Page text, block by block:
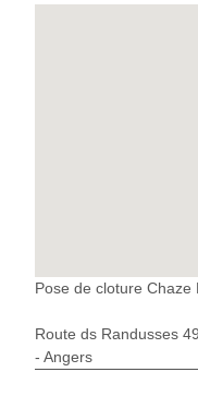
Pose de cloture Chaze
Route ds Randusses
- Angers